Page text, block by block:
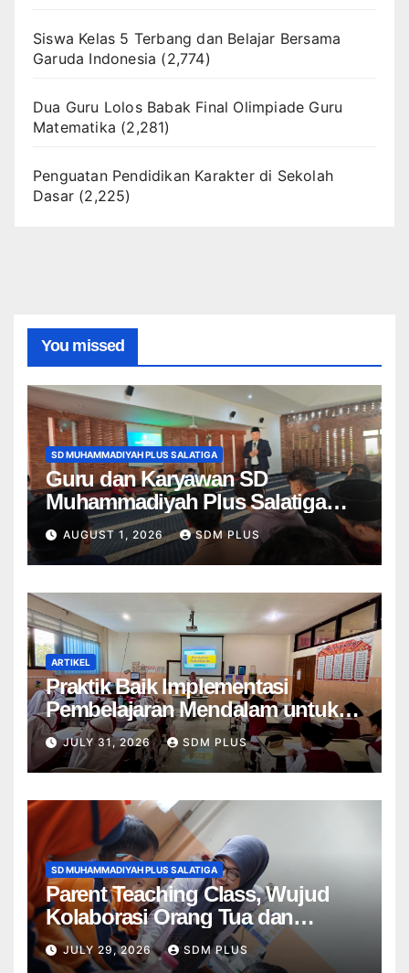
Siswa Kelas 5 Terbang dan Belajar Bersama
Garuda Indonesia (2,774)
Dua Guru Lolos Babak Final Olimpiade Guru
Matematika (2,281)
Penguatan Pendidikan Karakter di Sekolah
Dasar (2,225)
You missed
SD MUHAMMADIYAH PLUS SALATIGA
Guru dan Karyawan SD
Muhammadiyah Plus Salatiga
Ikuti Penguatan AIK, Jadikan Al-
Fatihah sebagai Landasan
Bekerja di Muhammadiyah
AUGUST 1, 2026 SDM PLUS
ARTIKEL
Praktik Baik Implementasi
Pembelajaran Mendalam untuk
Menumbuhkan Kemampuan
Bernalar Kritis di SD
Muhammadiyah Plus 1 Salatiga
JULY 31, 2026 SDM PLUS
SD MUHAMMADIYAH PLUS SALATIGA
Parent Teaching Class, Wujud
Kolaborasi Orang Tua dan
Sekolah dalam Menghadirkan
Pembelajaran Bermakna
JULY 29, 2026 SDM PLUS